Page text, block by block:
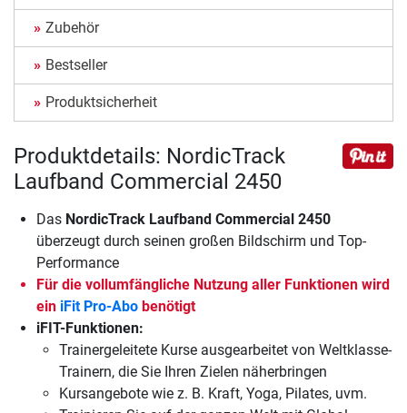
Zubehör
Bestseller
Produktsicherheit
Produktdetails: NordicTrack
Laufband Commercial 2450
Das NordicTrack Laufband Commercial 2450
überzeugt durch seinen großen Bildschirm und Top-
Performance
Für die vollumfängliche Nutzung aller Funktionen wird
ein iFit Pro-Abo benötigt
iFIT-Funktionen:
Trainergeleitete Kurse ausgearbeitet von Weltklasse-
Trainern, die Sie Ihren Zielen näherbringen
Kursangebote wie z. B. Kraft, Yoga, Pilates, uvm.